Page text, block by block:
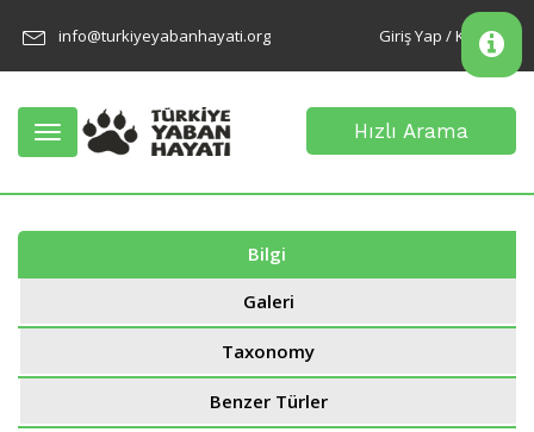
info@turkiyeyabanhayati.org Giriş Yap / Kayıt Ol
Toggle
navigation
Hızlı Arama
Bilgi
Galeri
Taxonomy
Benzer Türler